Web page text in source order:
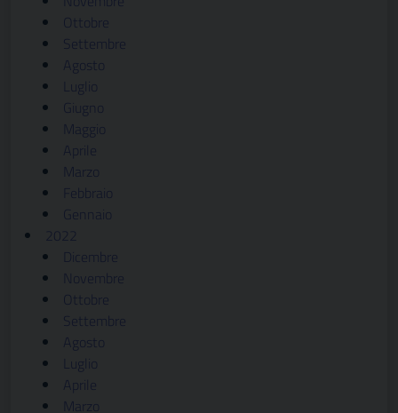
Ottobre
Settembre
Agosto
Luglio
Giugno
Maggio
Aprile
Marzo
Febbraio
Gennaio
2022
Dicembre
Novembre
Ottobre
Settembre
Agosto
Luglio
Aprile
Marzo